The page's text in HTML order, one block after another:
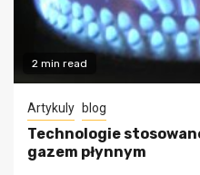
2 min read
Artykuly blog
Technologie
gazem płynnym